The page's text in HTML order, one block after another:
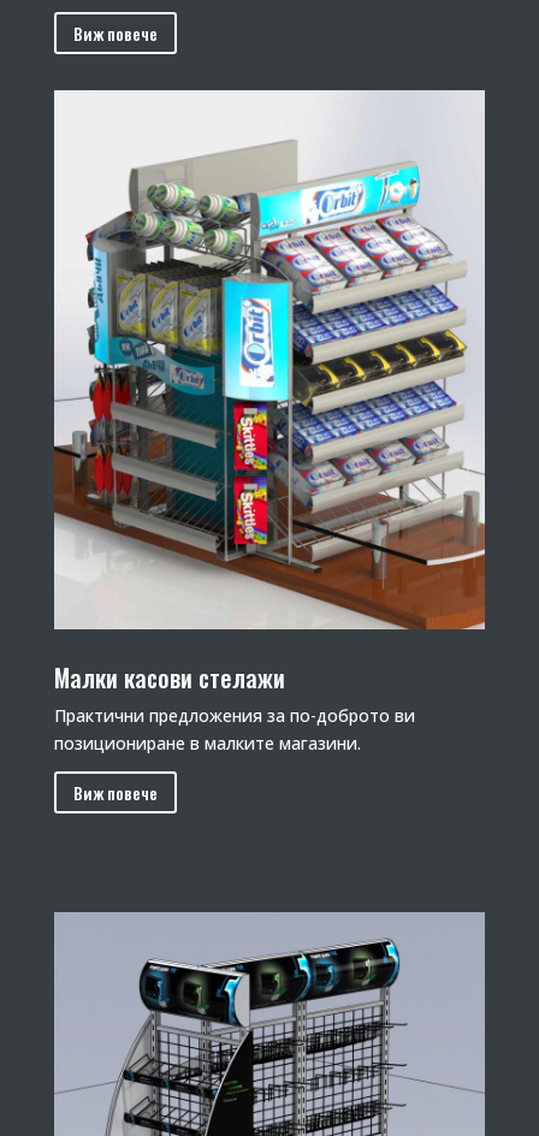
Виж повече
Малки касови стелажи
Практични предложения за по-доброто ви
позициониране в малките магазини.
Виж повече